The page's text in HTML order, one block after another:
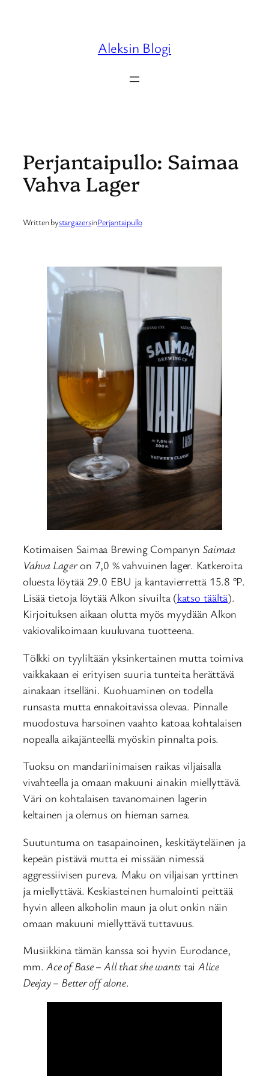
Aleksin Blogi
Perjantaipullo: Saimaa
Vahva Lager
Written bystargazersinPerjantaipullo
Kotimaisen Saimaa Brewing CompanynSaimaa
Vahva Lageron 7,0 % vahvuinen lager. Katkeroita
oluesta löytää 29.0 EBU ja kantavierrettä 15.8 °P.
Lisää tietoja löytää Alkon sivuilta (katso täältä).
Kirjoituksen aikaan olutta myös myydään Alkon
vakiovalikoimaan kuuluvana tuotteena.
Tölkki on tyyliltään yksinkertainen mutta toimiva
vaikkakaan ei erityisen suuria tunteita herättävä
ainakaan itselläni. Kuohuaminen on todella
runsasta mutta ennakoitavissa olevaa. Pinnalle
muodostuva harsoinen vaahto katoaa kohtalaisen
nopealla aikajänteellä myöskin pinnalta pois.
Tuoksu on mandariinimaisen raikas viljaisalla
vivahteella ja omaan makuuni ainakin miellyttävä.
Väri on kohtalaisen tavanomainen lagerin
keltainen ja olemus on hieman samea.
Suutuntuma on tasapainoinen, keskitäyteläinen ja
kepeän pistävä mutta ei missään nimessä
aggressiivisen pureva. Maku on viljaisan yrttinen
ja miellyttävä. Keskiasteinen humalointi peittää
hyvin alleen alkoholin maun ja olut onkin näin
omaan makuuni miellyttävä tuttavuus.
Musiikkina tämän kanssa soi hyvin Eurodance,
mm.Ace of Base – All that she wants tai Alice
Deejay – Better off alone.